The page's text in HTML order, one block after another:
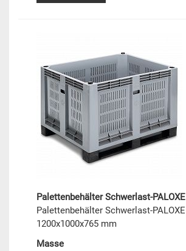
Palettenbehälter Schwerlast-PALOXE
Palettenbehälter Schwerlast-PALOXE
1200x1000x765 mm
Masse